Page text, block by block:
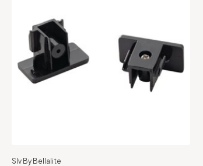
Slv By Bellalite